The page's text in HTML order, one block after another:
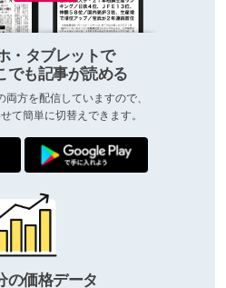
・タブレットで
でも記事が読める
方を配信していますので、
て簡単に切替えできます。
の価格データ